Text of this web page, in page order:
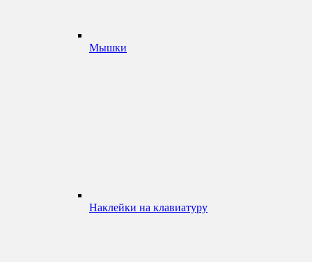
Мышки
Наклейки на клавиатуру